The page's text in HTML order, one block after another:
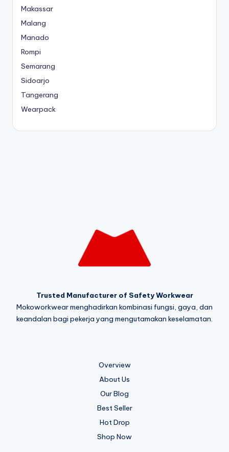
Makassar
Malang
Manado
Rompi
Semarang
Sidoarjo
Tangerang
Wearpack
Trusted Manufacturer of Safety Workwear
Mokoworkwear menghadirkan kombinasi fungsi, gaya, dan
keandalan bagi pekerja yang mengutamakan keselamatan.
Overview
About Us
Our Blog
Best Seller
Hot Drop
Shop Now